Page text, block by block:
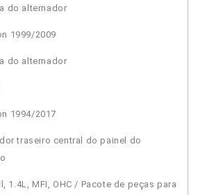
do alternador
1999/2009
do alternador
1994/2017
traseiro central do painel do
1.4L, MFI, OHC / Pacote de peças para